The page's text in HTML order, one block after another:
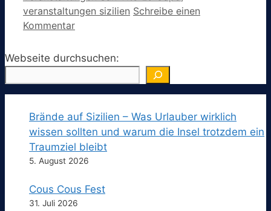
veranstaltungen sizilien Schreibe einen
Kommentar
Webseite durchsuchen:
Brände auf Sizilien – Was Urlauber wirklich
wissen sollten und warum die Insel trotzdem ein
Traumziel bleibt
5. August 2026
Cous Cous Fest
31. Juli 2026